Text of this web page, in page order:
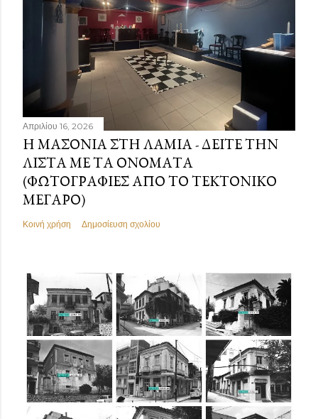
Απριλίου 16, 2026
Η ΜΑΣΟΝΊΑ ΣΤΗ ΛΑΜΊΑ - ΔΕΊΤΕ ΤΗΝ
ΛΊΣΤΑ ΜΕ ΤΑ ΟΝΌΜΑΤΑ
(ΦΩΤΟΓΡΑΦΊΕΣ ΑΠΌ ΤΟ ΤΕΚΤΟΝΙΚΌ
ΜΈΓΑΡΟ)
Κοινή χρήση Δημοσίευση σχολίου